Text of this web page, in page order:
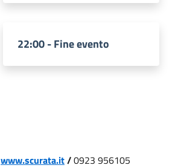
22:00 - Fine evento
www.scurata.it/0923 956105